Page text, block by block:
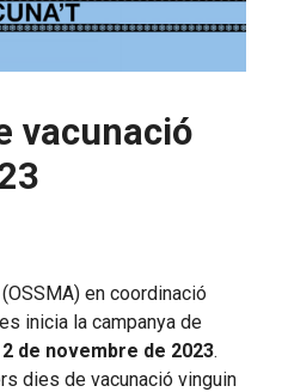
vacunació
en coordinació
inicia la campanya de
2 de novembre de 2023.
dies de vacunació vinguin